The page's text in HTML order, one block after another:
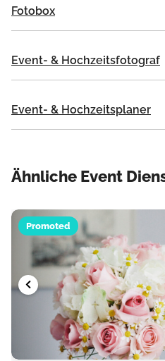
Fotobox
Event- & Hochzeitsfotograf
Event- & Hochzeitsplaner
Ähnliche Event
Promoted